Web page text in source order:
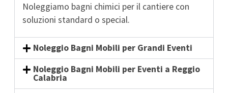
Noleggiamo bagni chimici per il cantiere con
soluzioni standard o special.
Noleggio Bagni Mobili per Grandi Eventi
Noleggio Bagni Mobili per Eventi a Reggio
Calabria